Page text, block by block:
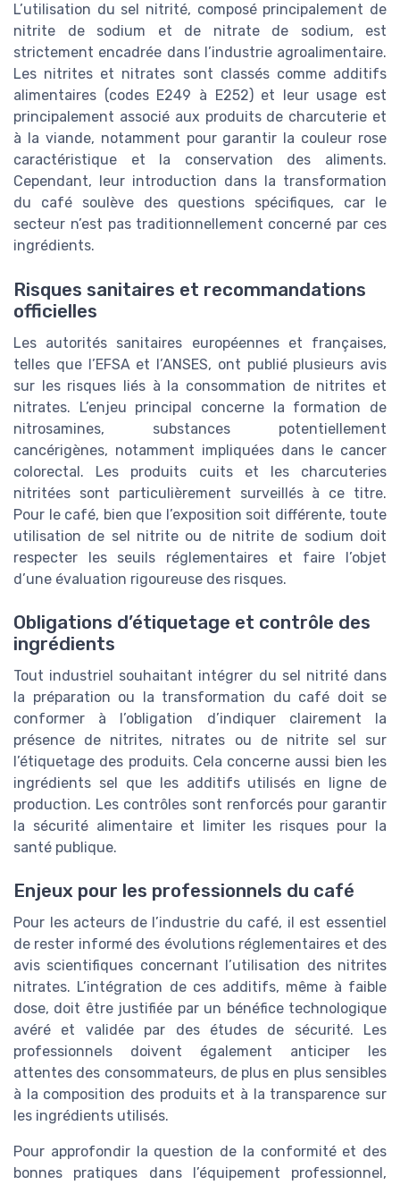
L’utilisation du sel nitrité, composé principalement de
nitrite de sodium et de nitrate de sodium, est
strictement encadrée dans l’industrie agroalimentaire.
Les nitrites et nitrates sont classés comme additifs
alimentaires (codes E249 à E252) et leur usage est
principalement associé aux produits de charcuterie et
à la viande, notamment pour garantir la couleur rose
caractéristique et la conservation des aliments.
Cependant, leur introduction dans la transformation
du café soulève des questions spécifiques, car le
secteur n’est pas traditionnellement concerné par ces
ingrédients.
Risques sanitaires et recommandations
officielles
Les autorités sanitaires européennes et françaises,
telles que l’EFSA et l’ANSES, ont publié plusieurs avis
sur les risques liés à la consommation de nitrites et
nitrates. L’enjeu principal concerne la formation de
nitrosamines, substances potentiellement
cancérigènes, notamment impliquées dans le cancer
colorectal. Les produits cuits et les charcuteries
nitritées sont particulièrement surveillés à ce titre.
Pour le café, bien que l’exposition soit différente, toute
utilisation de sel nitrite ou de nitrite de sodium doit
respecter les seuils réglementaires et faire l’objet
d’une évaluation rigoureuse des risques.
Obligations d’étiquetage et contrôle des
ingrédients
Tout industriel souhaitant intégrer du sel nitrité dans
la préparation ou la transformation du café doit se
conformer à l’obligation d’indiquer clairement la
présence de nitrites, nitrates ou de nitrite sel sur
l’étiquetage des produits. Cela concerne aussi bien les
ingrédients sel que les additifs utilisés en ligne de
production. Les contrôles sont renforcés pour garantir
la sécurité alimentaire et limiter les risques pour la
santé publique.
Enjeux pour les professionnels du café
Pour les acteurs de l’industrie du café, il est essentiel
de rester informé des évolutions réglementaires et des
avis scientifiques concernant l’utilisation des nitrites
nitrates. L’intégration de ces additifs, même à faible
dose, doit être justifiée par un bénéfice technologique
avéré et validée par des études de sécurité. Les
professionnels doivent également anticiper les
attentes des consommateurs, de plus en plus sensibles
à la composition des produits et à la transparence sur
les ingrédients utilisés.
Pour approfondir la question de la conformité et des
bonnes pratiques dans l’équipement professionnel,